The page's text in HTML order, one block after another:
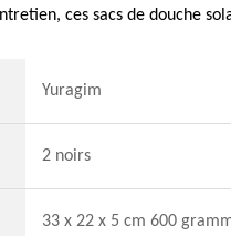
ces sacs de douche
Yuragim
2 noirs
33 x 22 x 5 cm 600